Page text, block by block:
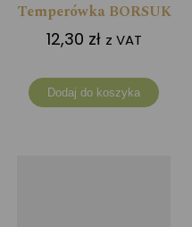
Temperówka BORSUK
12,30 zł z VAT
Dodaj do koszyka